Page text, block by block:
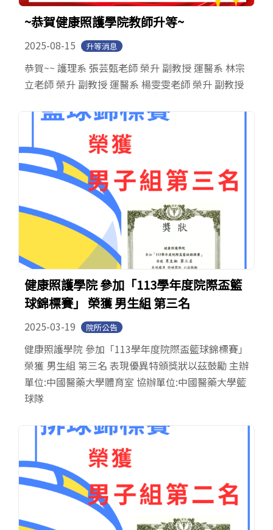
~恭賀健康照護學院教師升等~
2025-08-15 升等消息
恭賀~~ 護理系 張芸甄老師 榮升 副教授 運醫系 林宗
立老師 榮升 副教授 運醫系 楊雯雯老師 榮升 副教授
健康照護學院 參加「113學年度院際盃籃
球錦標賽」 榮獲 男生組 第三名
2025-03-19 院所公告
健康照護學院 參加「113學年度院際盃籃球錦標賽」
榮獲 男生組 第三名 表現優異特頒獎狀以茲鼓勵 主辦
單位:中國醫藥大學體育室 協辦單位:中國醫藥大學籃
球隊